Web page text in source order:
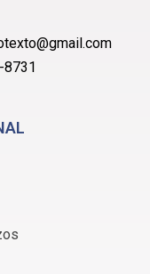
8731